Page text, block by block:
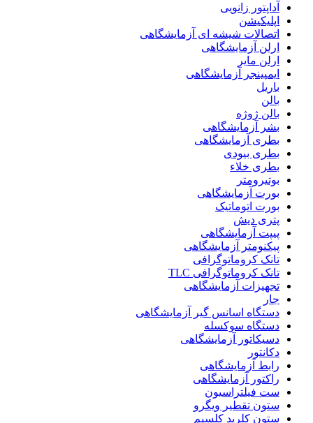
آداپتور زانویی
اپلیکیشن
اتصالات شیشه ای آزمایشگاهی
ارلن آزمایشگاهی
ارلن مایر
ایمپینجر آزمایشگاهی
باریل
بالن
بالن ژوژه
بشر آزمایشگاهی
بطری آزمایشگاهی
بطری بیودی
بطری خلاء
بوتیرومتر
بورت آزمایشگاهی
بورت اتوماتیک
پتری دیش
پیپت آزمایشگاهی
پیکنومتر آزمایشگاهی
تانک کروماتوگرافی
تانک کروماتوگرافی TLC
تجهیزات آزمایشگاهی
جار
دستگاه اسانس گیر آزمایشگاهی
دستگاه سوکسله
دسیکاتور آزمایشگاهی
دکانتور
رابط آزمایشگاهی
راکتور آزمایشگاهی
ست فیلتراسیون
ستون تقطیر ویگرو
ستون کلرید کلسیم